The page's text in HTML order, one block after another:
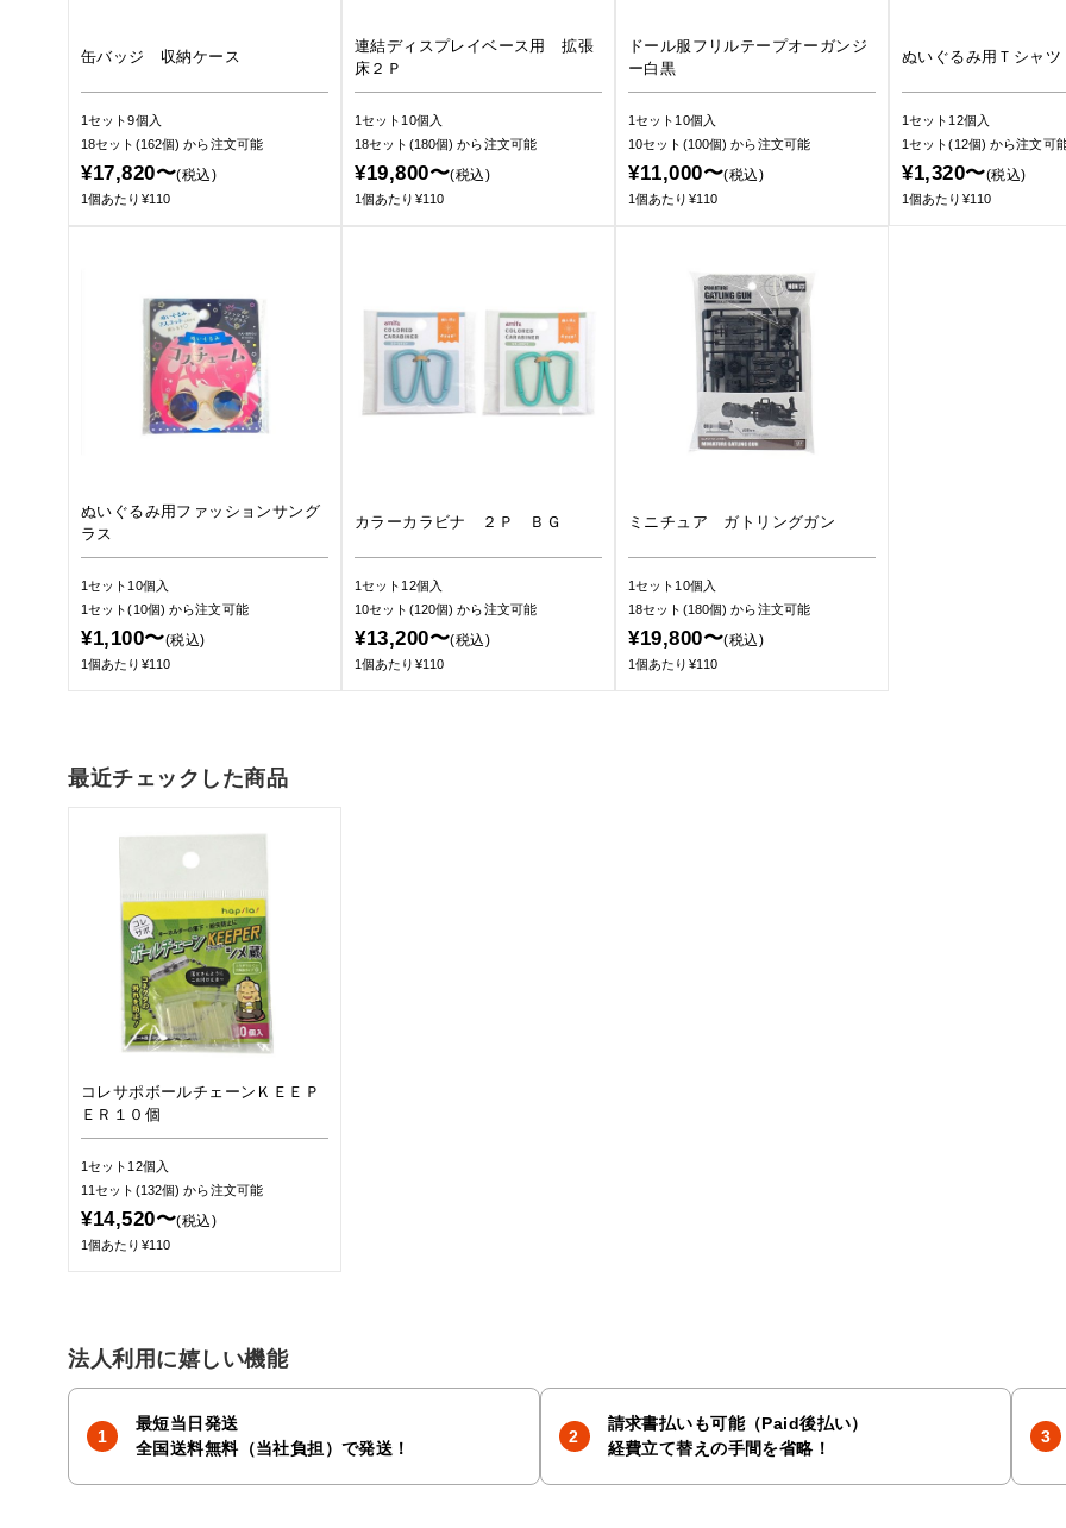
缶バッジ 収納ケース
1セット9個入
18セット(162個)から注文可能
¥17,820〜(税込)
1個あたり¥110
連結ディスプレイベース用 拡張
床２Ｐ
1セット10個入
18セット(180個)から注文可能
¥19,800〜(税込)
1個あたり¥110
ドール服フリルテープオーガンジ
ー白黒
1セット10個入
10セット(100個)から注文可能
¥11,000〜(税込)
1個あたり¥110
ぬいぐるみ用Ｔシャツ
1セット12個入
1セット(12個)から注文可
¥1,320〜(税込)
1個あたり¥110
ぬいぐるみ用ファッションサング
ラス
1セット10個入
1セット(10個)から注文可能
¥1,100〜(税込)
1個あたり¥110
カラーカラビナ ２Ｐ ＢＧ
1セット12個入
10セット(120個)から注文可能
¥13,200〜(税込)
1個あたり¥110
ミニチュア ガトリングガン
1セット10個入
18セット(180個)から注文可能
¥19,800〜(税込)
1個あたり¥110
最近チェックした商品
コレサポボールチェーンＫＥＥＰ
ＥＲ１０個
1セット12個入
11セット(132個)から注文可能
¥14,520〜(税込)
1個あたり¥110
法人利用に嬉しい機能
最短当日発送
全国送料無料（当社負担）で発送！
請求書払いも可能（Paid後払い）
経費立て替えの手間を省略！